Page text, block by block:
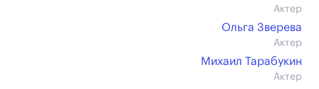
Актер
Ольга Зверева
Актер
Михаил Тарабукин
Актер